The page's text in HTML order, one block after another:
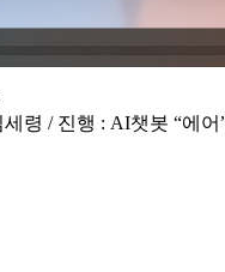
령 / 진행 : AI챗봇 “에